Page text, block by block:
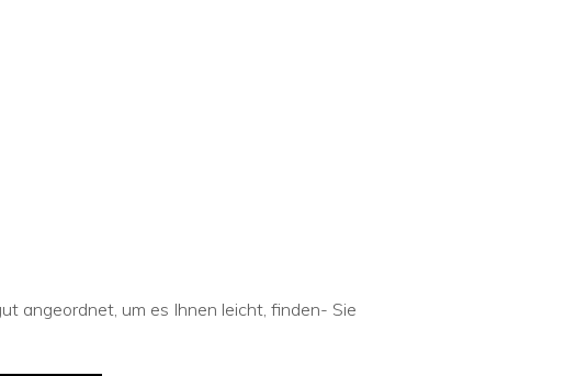
angeordnet, um es Ihnen leicht, finden- Sie